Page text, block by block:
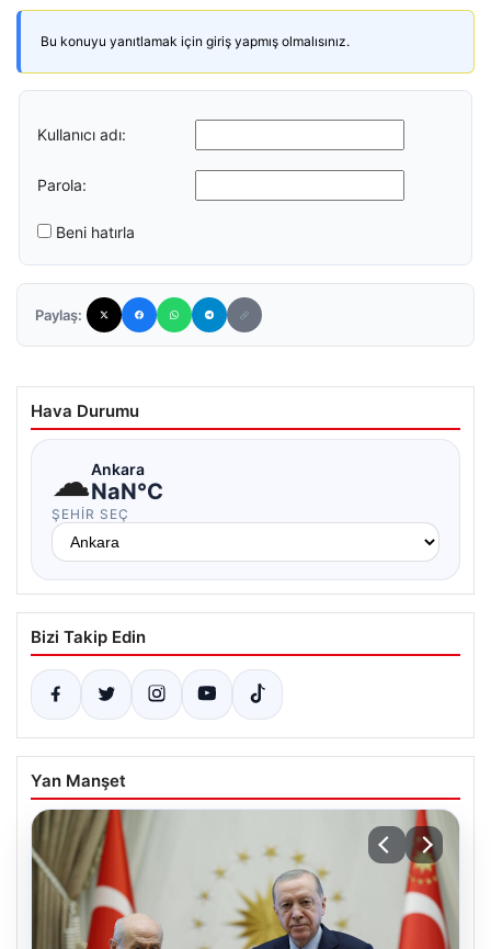
Bu konuyu yanıtlamak için giriş yapmış olmalısınız.
Kullanıcı adı:
Parola:
Beni hatırla
Paylaş:
Hava Durumu
☁Ankara
NaN°C
ŞEHIR SEÇ
Bizi Takip Edin
Yan Manşet